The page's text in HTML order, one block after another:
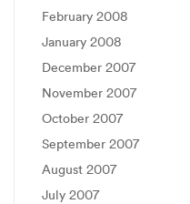
February 2008
January 2008
December 2007
November 2007
October 2007
September 2007
August 2007
July 2007